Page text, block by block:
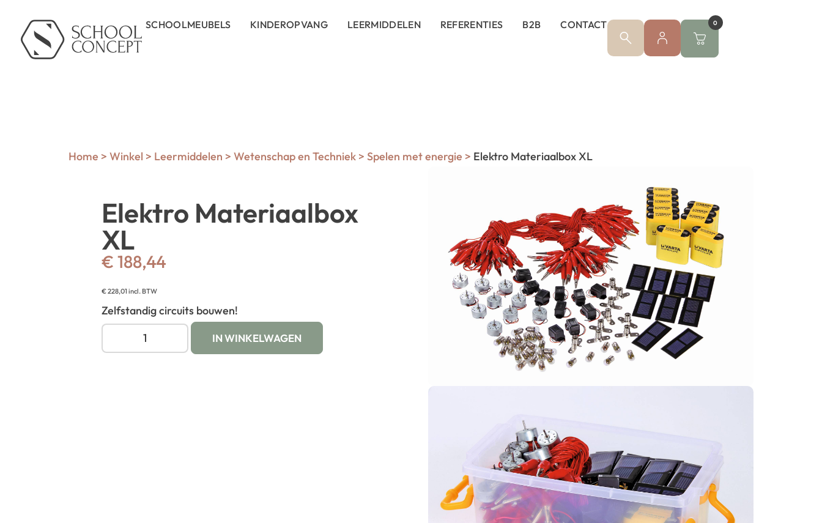
SCHOOLMEUBELS KINDEROPVANG LEERMIDDELEN REFERENTIES B2B CONTACT 0
Home > Winkel > Leermiddelen > Wetenschap en Techniek > Spelen met energie > Elektro Materiaalbox XL
Elektro Materiaalbox
XL
€ 188,44
€228,01 incl. BTW
Zelfstandig circuits bouwen!
IN WINKELWAGEN